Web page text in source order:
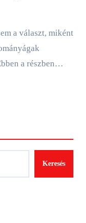
a részben…
Keresés